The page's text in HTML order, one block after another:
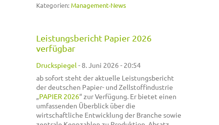
Kategorien: Management-News
Leistungsbericht Papier 2026
verfügbar
Druckspiegel -8. Juni 2026 - 20:54
ab sofort steht der aktuelle Leistungsbericht
der deutschen Papier- und Zellstoffindustrie
„PAPIER 2026“ zur Verfügung. Er bietet einen
umfassenden Überblick über die
wirtschaftliche Entwicklung der Branche sowie